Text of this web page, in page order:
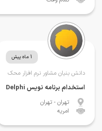
1 ماه پیش
دانش بنیان مشاور نرم افزار محک
استخدام برنامه نویس Delphi
تهران - تهران
امریه